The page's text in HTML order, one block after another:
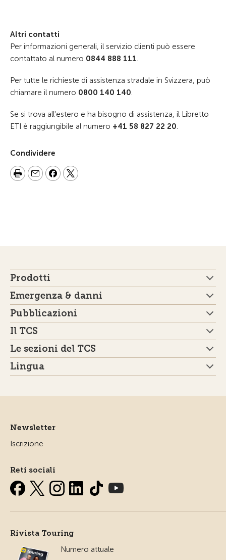
Altri contatti
Per informazioni generali, il servizio clienti può essere
contattato al numero 0844 888 111.
Per tutte le richieste di assistenza stradale in Svizzera, può
chiamare il numero 0800 140 140.
Se si trova all'estero e ha bisogno di assistenza, il Libretto
ETI è raggiungibile al numero +41 58 827 22 20.
Condividere
Prodotti
Emergenza & danni
Pubblicazioni
Il TCS
Le sezioni del TCS
Lingua
Newsletter
Iscrizione
Reti sociali
Rivista Touring
Numero attuale